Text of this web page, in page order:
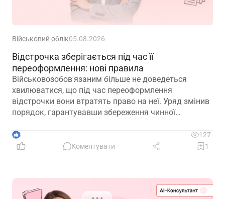
Військовий облік05.08.2026
Відстрочка зберігається під час її
переоформлення: нові правила
Військовозобов'язаним більше не доведеться
хвилюватися, що під час переоформлення
відстрочки вони втратять право на неї. Уряд змінив
порядок, гарантувавши збереження чинної
підставою
3
127
Коментувати
1